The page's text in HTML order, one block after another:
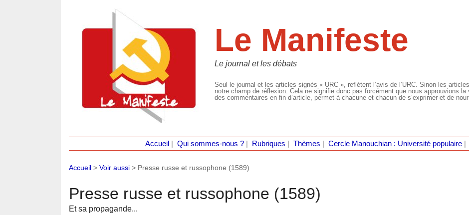
Le Manifeste
Le journal et les débats
Seul le journal et les articles signés « URC », reflètent l’avis de l’URC. Sinon les
notre champ de réflexion. Cela ne signifie donc pas forcément que nous approuvions
des commentaires en fin d’article, permet à chacune et chacun de s’exprimer et de
Accueil Qui sommes-nous ?| Rubriques Thèmes Cercle Manouchian : Université populaire|
Accueil > Voir aussi > Presse russe et russophone (1589)
Presse russe et russophone (1589)
Et sa propagande...